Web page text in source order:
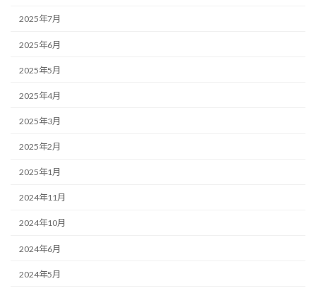
2025年7月
2025年6月
2025年5月
2025年4月
2025年3月
2025年2月
2025年1月
2024年11月
2024年10月
2024年6月
2024年5月